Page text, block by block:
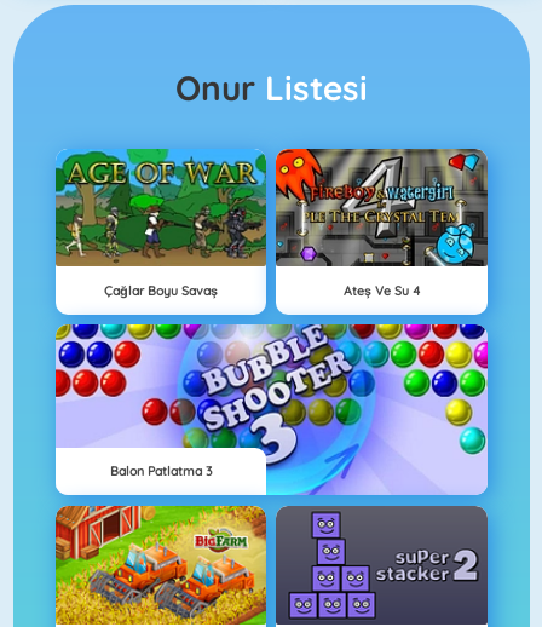
Onur Listesi
Çağlar Boyu Savaş Ateş Ve Su 4
Balon Patlatma 3